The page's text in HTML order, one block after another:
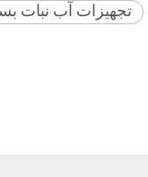
تجهیزات آب نبات